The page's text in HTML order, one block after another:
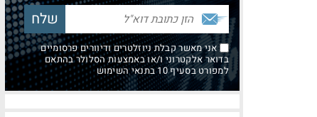
אני מאשר קבלת ניוזלטרים ודיוורים פרסומיים
בדואר אלקטרוני ו/או באמצעות הסלולר בהתאם
למפורט בסעיף 10 בתנאי השימוש